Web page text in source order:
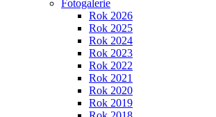
Fotogalerie
Rok 2026
Rok 2025
Rok 2024
Rok 2023
Rok 2022
Rok 2021
Rok 2020
Rok 2019